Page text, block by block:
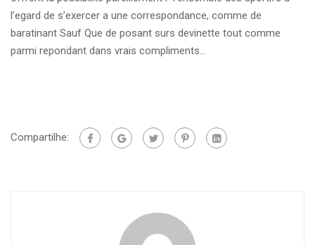
l’egard de s’exercer a une correspondance, comme de
baratinant Sauf Que de posant surs devinette tout comme
parmi repondant dans vrais compliments…
Compartilhe: